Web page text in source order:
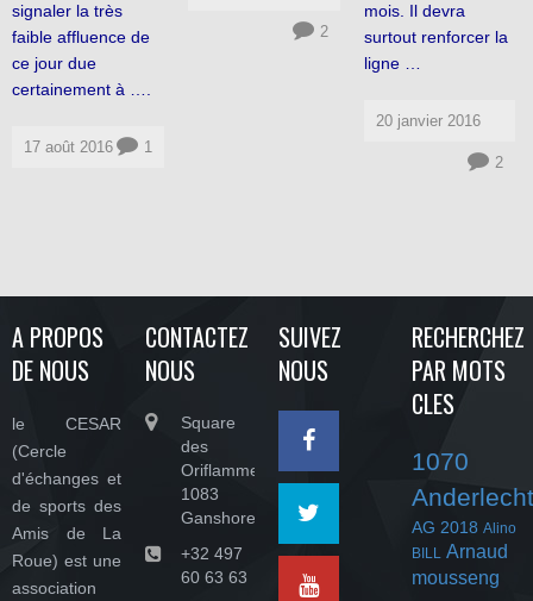
signaler la très
faible affluence de
ce jour due
certainement à ….
17 août 2016 1
2
mois. Il devra
surtout renforcer la
ligne …
20 janvier 2016
2
A PROPOS
DE NOUS
le CESAR
(Cercle
d'échanges et
de sports des
Amis de La
Roue) est une
association
CONTACTEZ
NOUS
Square
des
Oriflammes,
1083
Ganshoren
+32 497
60 63 63
SUIVEZ
NOUS
RECHERCHEZ
PAR MOTS
CLES
1070
Anderlecht
AG 2018 Alino
BILL Arnaud
mousseng